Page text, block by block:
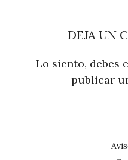
DEJA UN
Lo siento, debes
publicar